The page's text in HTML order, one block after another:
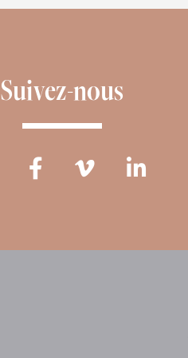
Suivez-nous